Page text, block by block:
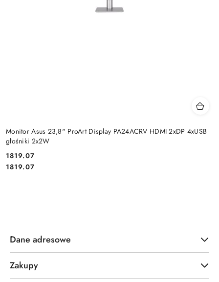
Monitor Asus 23,8" ProArt Display PA24ACRV HDMI 2xDP 4xUSB
głośniki 2x2W
Cena:
1819.07
Cena:
1819.07
Dane adresowe
Zakupy